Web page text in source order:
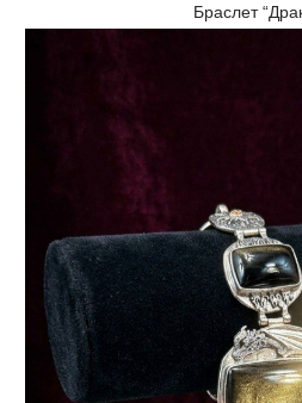
Браслет